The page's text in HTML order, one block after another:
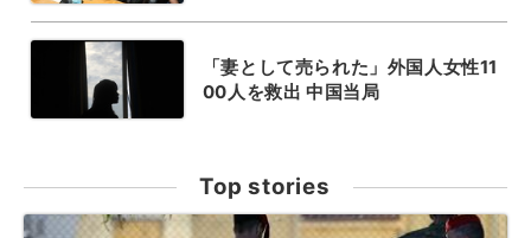
「妻として売られた」外国人女性11
00人を救出 中国当局
Top stories